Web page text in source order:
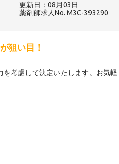
更新日：08月03日
薬剤師求人No. M3C-393290
狙い目！
考慮して決定いたします。お気軽